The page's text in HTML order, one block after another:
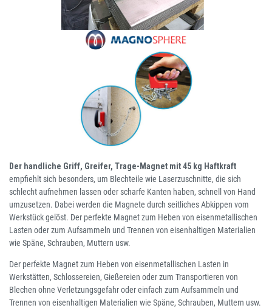
Der handliche Griff, Greifer, Trage-Magnet mit 45 kg Haftkraft
empfiehlt sich besonders, um Blechteile wie Laserzuschnitte, die sich
schlecht aufnehmen lassen oder scharfe Kanten haben, schnell von Hand
umzusetzen. Dabei werden die Magnete durch seitliches Abkippen vom
Werkstück gelöst. Der perfekte Magnet zum Heben von eisenmetallischen
Lasten oder zum Aufsammeln und Trennen von eisenhaltigen Materialien
wie Späne, Schrauben, Muttern usw.
Der perfekte Magnet zum Heben von eisenmetallischen Lasten in
Werkstätten, Schlossereien, Gießereien oder zum Transportieren von
Blechen ohne Verletzungsgefahr oder einfach zum Aufsammeln und
Trennen von eisenhaltigen Materialien wie Späne, Schrauben, Muttern usw.